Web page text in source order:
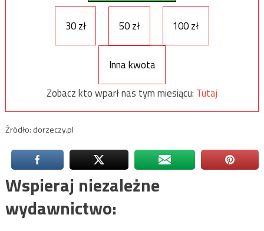
30 zł 50 zł 100 zł
Inna kwota
Zobacz kto wparł nas tym miesiącu: Tutaj
Źródło: dorzeczy.pl
Wspieraj niezależne
wydawnictwo: